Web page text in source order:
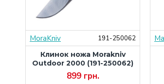
MoraKniv
191-250062
Клинок ножа Morakniv
Outdoor 2000 (191-250062)
899 грн.